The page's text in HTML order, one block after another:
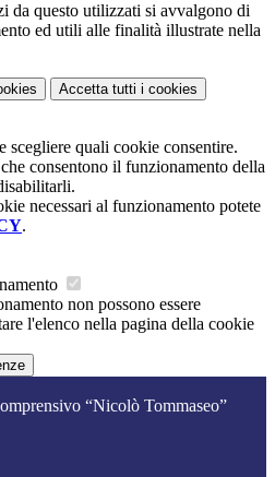
da questo utilizzati si avvalgono di
ed utili alle finalità illustrate nella
Accetta tutti i cookies
scegliere quali cookie consentire.
consentono il funzionamento della
necessari al funzionamento potete
.
non possono essere
l'elenco nella pagina della cookie
“Nicolò Tommaseo”